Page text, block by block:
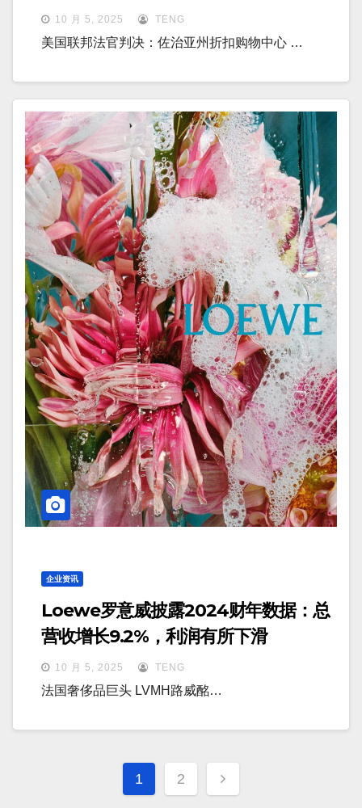
10 月 5, 2025 TENG
美国联邦法官判决：佐治亚州折扣购物中心 …
企业资讯
Loewe罗意威披露2024财年数据：总
营收增长9.2%，利润有所下滑
10 月 5, 2025 TENG
法国奢侈品巨头 LVMH路威酩…
文
1 2